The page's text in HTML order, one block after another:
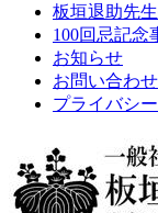
板垣退助先
100回忌記念
お知らせ
お問い合わせ
プライバシ